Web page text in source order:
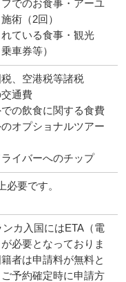
でのお食事・アーユ
術（2回）
れている食事・観光
車券等）
、空港税等諸税
交通費
での飲食に関する食費
オプショナルツアー
ライバーへのチップ
必要です。
カ入国にはETA（電
必要となっておりま
者は申請料が無料と
予約確定時に申請方